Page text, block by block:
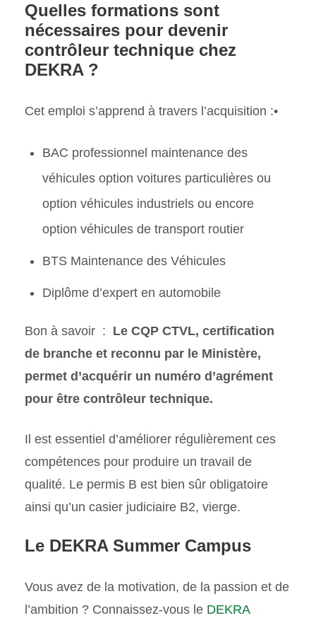
Quelles formations sont
nécessaires pour devenir
contrôleur technique chez
DEKRA ?
Cet emploi s’apprend à travers l’acquisition :•
BAC professionnel maintenance des
véhicules option voitures particulières ou
option véhicules industriels ou encore
option véhicules de transport routier
BTS Maintenance des Véhicules
Diplôme d’expert en automobile
Bon à savoir : Le CQP CTVL, certification
de branche et reconnu par le Ministère,
permet d’acquérir un numéro d’agrément
pour être contrôleur technique.
Il est essentiel d’améliorer régulièrement ces
compétences pour produire un travail de
qualité. Le permis B est bien sûr obligatoire
ainsi qu’un casier judiciaire B2, vierge.
Le DEKRA Summer Campus
Vous avez de la motivation, de la passion et de
l’ambition ? Connaissez-vous le DEKRA